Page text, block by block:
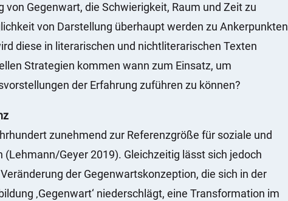
von Gegenwart, die Schwierigkeit, Raum und Zeit zu
von Darstellung überhaupt werden zu Ankerpunkten
diese in literarischen und nichtliterarischen Texten
Strategien kommen wann zum Einsatz, um
der Erfahrung zuführen zu können?
zunehmend zur Referenzgröße für soziale und
(Lehmann/Geyer 2019). Gleichzeitig lässt sich jedoch
der Gegenwartskonzeption, die sich in der
‚Gegenwart‘ niederschlägt, eine Transformation im